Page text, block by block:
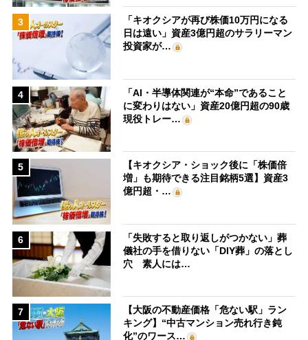
3
「キオクシアが再び株価10万円になる
日は遠い」資産3億円超のサラリーマン
投資家が…
4
「AI・半導体関連が“本命”であること
に変わりはない」資産20億円超の90歳
現役トレー…
5
【キオクシア・ショック後に「株価倍
増」も期待できる注目銘柄5選】資産3
億円超・…
6
「失敗すると取り返しがつかない」葬
儀社の手を借りない「DIY葬」の落とし
穴 素人には…
7
【大阪の不動産価格「危ない駅」ラン
キング】“中古マンション売れ行き鈍
化”のワース…